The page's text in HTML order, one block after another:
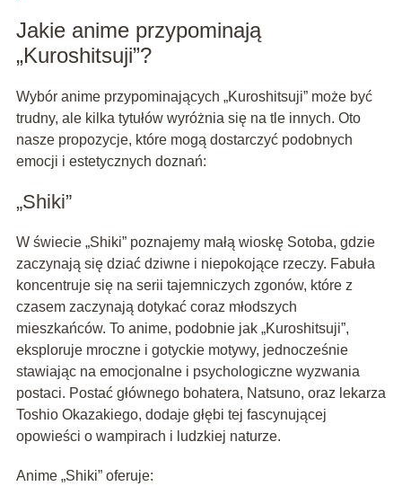
Jakie anime przypominają
„Kuroshitsuji”?
Wybór anime przypominających „Kuroshitsuji” może być
trudny, ale kilka tytułów wyróżnia się na tle innych. Oto
nasze propozycje, które mogą dostarczyć podobnych
emocji i estetycznych doznań:
„Shiki”
W świecie „Shiki” poznajemy małą wioskę Sotoba, gdzie
zaczynają się dziać dziwne i niepokojące rzeczy. Fabuła
koncentruje się na serii tajemniczych zgonów, które z
czasem zaczynają dotykać coraz młodszych
mieszkańców. To anime, podobnie jak „Kuroshitsuji”,
eksploruje mroczne i gotyckie motywy, jednocześnie
stawiając na emocjonalne i psychologiczne wyzwania
postaci. Postać głównego bohatera, Natsuno, oraz lekarza
Toshio Okazakiego, dodaje głębi tej fascynującej
opowieści o wampirach i ludzkiej naturze.
Anime „Shiki” oferuje: